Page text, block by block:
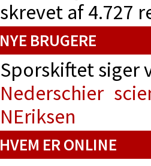
skrevet af 4.727
NYE BRUGERE
Sporskiftet
Nederschier
NEriksen
HVEM ER ONLINE